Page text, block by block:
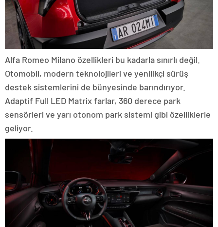
Alfa Romeo Milano özellikleri bu kadarla sınırlı değil.
Otomobil, modern teknolojileri ve yenilikçi sürüş
destek sistemlerini de bünyesinde barındırıyor.
Adaptif Full LED Matrix farlar, 360 derece park
sensörleri ve yarı otonom park sistemi gibi özelliklerle
geliyor.